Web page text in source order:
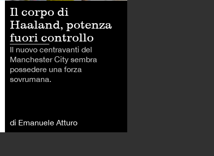
Il corpo di
Haaland, potenza
fuori controllo
Il nuovo centravanti del
Manchester City sembra
possedere una forza
sovrumana.
di Emanuele Atturo